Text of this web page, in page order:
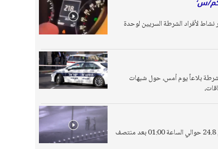
لأفراد الشرطة السريين لوحدة
بلاعاً يوم أمس، حول شبهات
قال المتحدث باسم شرطة إسرائيل للإعلام العربي لواء القدس في بيان وصلت نسخة عنه لموقع بانيت : " في يوم 24.8 حوالي الساعة 01:00 بعد منتصف